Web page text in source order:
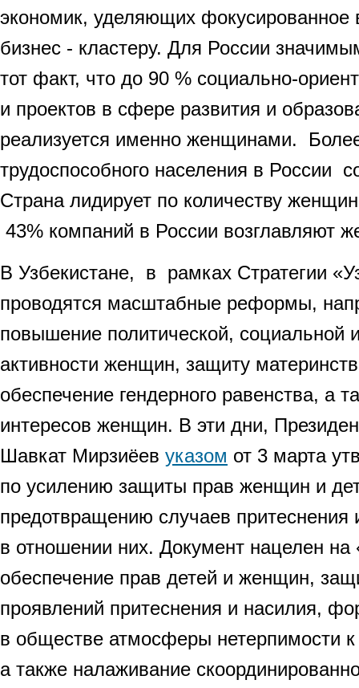
экономик, уделяющих фокусированное
бизнес - кластеру. Для России
тот факт, что до 90 % социально-
и проектов в сфере развития и
реализуется именно женщинами.
трудоспособного населения в России
Страна лидирует по количеству
43% компаний в России возглавляют
В Узбекистане, в рамках Стратегии
проводятся масштабные реформы,
повышение политической, социальной
активности женщин, защиту
обеспечение гендерного равенства, а
интересов женщин. В эти дни,
Шавкат Мирзиёев указом от 3 марта
по усилению защиты прав женщин и
предотвращению случаев притеснения
в отношении них. Документ нацелен на
обеспечение прав детей и женщин,
проявлений притеснения и насилия,
в обществе атмосферы нетерпимости
а также налаживание